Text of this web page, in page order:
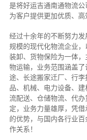
是将好运吉通南通物流公
为客户提供更加优质、高
经过十余年的不断努力
规模的现代化物流企业，
装卸、货物保险为一体
物运输，业务范围涵盖
途、长途搬家迁厂、行
品、机械、电力设备、
流配送、仓储物流、代
定，业务力量雄厚，凭
的优势，与国内各行业
作关系！